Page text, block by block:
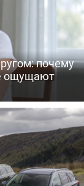
почему
ощущают